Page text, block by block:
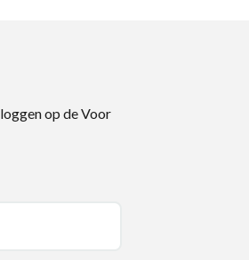
op de Voor